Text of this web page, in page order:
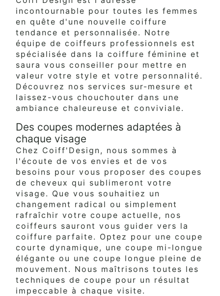
incontournable pour toutes les femmes
en quête d'une nouvelle coiffure
tendance et personnalisée. Notre
équipe de coiffeurs professionnels est
spécialisée dans la coiffure féminine et
saura vous conseiller pour mettre en
valeur votre style et votre personnalité.
Découvrez nos services sur-mesure et
laissez-vous chouchouter dans une
ambiance chaleureuse et conviviale.
Des coupes modernes adaptées à
chaque visage
Chez Coiff'Design, nous sommes à
l'écoute de vos envies et de vos
besoins pour vous proposer des coupes
de cheveux qui sublimeront votre
visage. Que vous souhaitiez un
changement radical ou simplement
rafraîchir votre coupe actuelle, nos
coiffeurs sauront vous guider vers la
coiffure parfaite. Optez pour une coupe
courte dynamique, une coupe mi-longue
élégante ou une coupe longue pleine de
mouvement. Nous maîtrisons toutes les
techniques de coupe pour un résultat
impeccable à chaque visite.